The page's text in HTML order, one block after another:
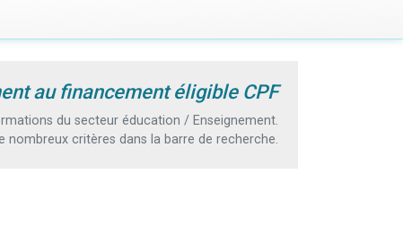
au financement éligible CPF
du secteur éducation / Enseignement.
critères dans la barre de recherche.